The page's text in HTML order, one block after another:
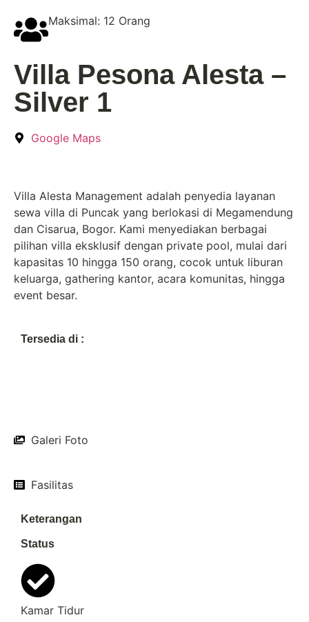
Maksimal: 12 Orang
Villa Pesona Alesta –
Silver 1
Google Maps
Villa Alesta Management adalah penyedia layanan
sewa villa di Puncak yang berlokasi di Megamendung
dan Cisarua, Bogor. Kami menyediakan berbagai
pilihan villa eksklusif dengan private pool, mulai dari
kapasitas 10 hingga 150 orang, cocok untuk liburan
keluarga, gathering kantor, acara komunitas, hingga
event besar.
Tersedia di :
Galeri Foto
Fasilitas
Keterangan
Status
Kamar Tidur